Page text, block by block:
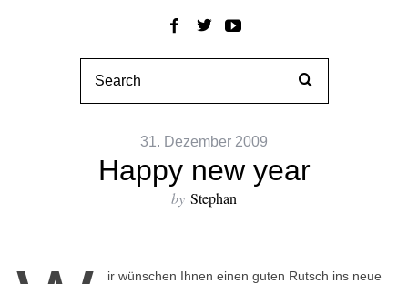
31. Dezember 2009
Happy new year
by Stephan
ir wünschen Ihnen einen guten Rutsch ins neue